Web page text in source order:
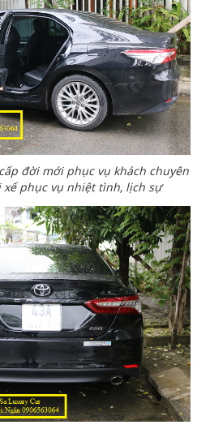
đời mới phục vụ khách chuyên
xế phục vụ nhiệt tình, lịch sự